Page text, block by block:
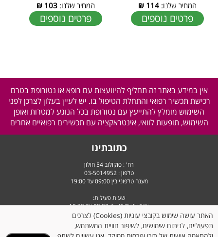
המחיר שלנו:114
₪
פרטים נוספים
המחיר שלנו:103
₪
פרטים נוספים
אין במידע באתר זה תחליף להיוועצות עם רופא או נטורופת בטרם
רכישת תכשיר רפואי והתחלת הטיפול בו. יש לעיין בעלון לצרכן לפני
השימוש מומלץ להתייעץ עם נטורופת בכל הנוגע למטרות ואופן
השימוש, תופעות לוואי, אינטראקציה עם תכשירים רפואיים אחרים
כתובתינו
רח' : סוקולוב 54 חולון
טלפון : 03-5014952
מענה טלפוני בין 09:00 עד 19:00
שעות פעילות:
ימים א' עד ה' - מ-09:00 עד 19:30
יום ו' וערבי חג - מ-9:00 עד 14:30
האתר עושה שימוש בקובצי עוגיות (Cookies) לצרכים
תפעוליים, לניתוח שימושים, לשיפור חוויית המשתמש,